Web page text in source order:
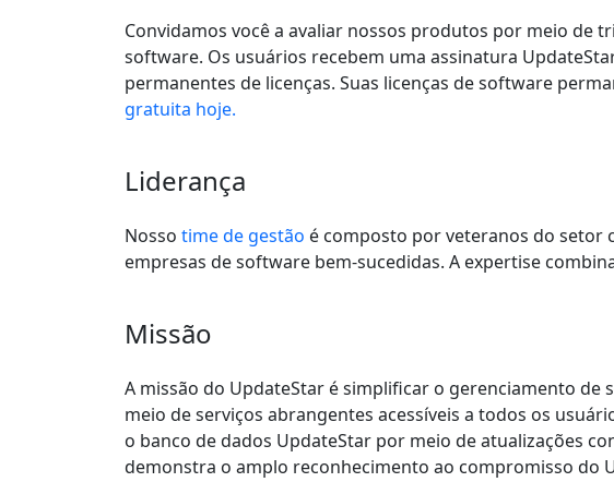
Convidamos você a avaliar nossos produtos por meio
software. Os usuários recebem uma assinatura
permanentes de licenças. Suas licenças de software
gratuita hoje.
Liderança
Nosso time de gestão é composto por veteranos do setor
empresas de software bem-sucedidas. A expertise
Missão
A missão do UpdateStar é simplificar o gerenciamento
meio de serviços abrangentes acessíveis a todos os
o banco de dados UpdateStar por meio de atualizações
demonstra o amplo reconhecimento ao compromisso do